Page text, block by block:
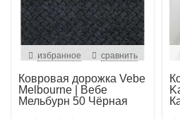
избранное сравнить
Ковровая дорожка Vebe
Melbourne | Вебе
Мельбурн 50 Чёрная